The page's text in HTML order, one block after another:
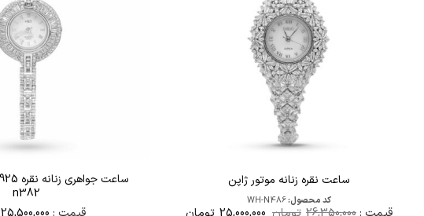
ساعت نقره زنانه موتور ژاپن
کد محصول:WH-N486
n382